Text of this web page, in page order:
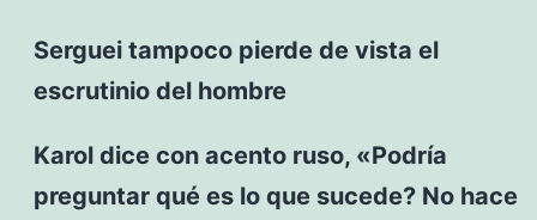
Serguei tampoco pierde de vista el
escrutinio del hombre
Karol dice con acento ruso, «Podría
preguntar qué es lo que sucede? No hace